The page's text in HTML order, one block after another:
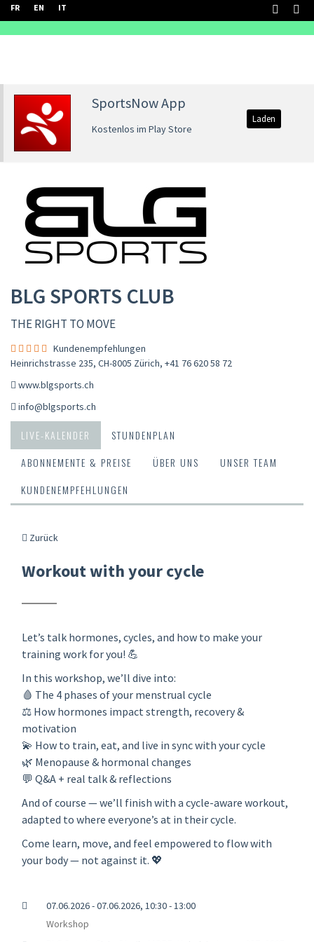
FR EN IT
SportsNow App
Kostenlos im Play Store
Laden
BLG SPORTS CLUB
THE RIGHT TO MOVE
Kundenempfehlungen
Heinrichstrasse 235, CH-8005 Zürich, +41 76 620 58 72
www.blgsports.ch
info@blgsports.ch
LIVE-KALENDER
STUNDENPLAN
ABONNEMENTE & PREISE
ÜBER UNS
UNSER TEAM
KUNDENEMPFEHLUNGEN
Zurück
Workout with your cycle
Let’s talk hormones, cycles, and how to make your
training work for you! 💪
In this workshop, we’ll dive into:
🩸 The 4 phases of your menstrual cycle
⚖️ How hormones impact strength, recovery &
motivation
💫 How to train, eat, and live in sync with your cycle
🌿 Menopause & hormonal changes
💬 Q&A + real talk & reflections
And of course — we’ll finish with a cycle-aware workout,
adapted to where everyone’s at in their cycle.
Come learn, move, and feel empowered to flow with
your body — not against it. 💖
07.06.2026 - 07.06.2026, 10:30 - 13:00
Workshop